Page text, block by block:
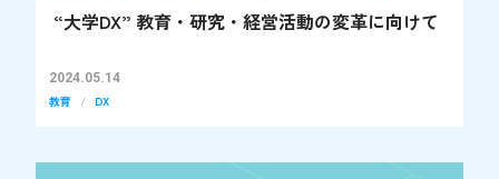
“大学DX” 教育・研究・経営活動の変革に向けて
2024.05.14
教育 DX